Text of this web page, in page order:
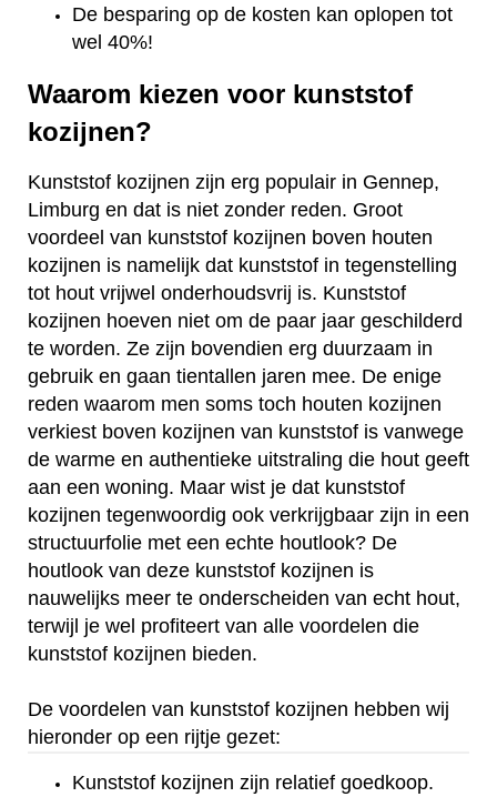
De besparing op de kosten kan oplopen tot
wel 40%!
Waarom kiezen voor kunststof
kozijnen?
Kunststof kozijnen zijn erg populair in Gennep,
Limburg en dat is niet zonder reden. Groot
voordeel van kunststof kozijnen boven houten
kozijnen is namelijk dat kunststof in tegenstelling
tot hout vrijwel onderhoudsvrij is. Kunststof
kozijnen hoeven niet om de paar jaar geschilderd
te worden. Ze zijn bovendien erg duurzaam in
gebruik en gaan tientallen jaren mee. De enige
reden waarom men soms toch houten kozijnen
verkiest boven kozijnen van kunststof is vanwege
de warme en authentieke uitstraling die hout geeft
aan een woning. Maar wist je dat kunststof
kozijnen tegenwoordig ook verkrijgbaar zijn in een
structuurfolie met een echte houtlook? De
houtlook van deze kunststof kozijnen is
nauwelijks meer te onderscheiden van echt hout,
terwijl je wel profiteert van alle voordelen die
kunststof kozijnen bieden.
De voordelen van kunststof kozijnen hebben wij
hieronder op een rijtje gezet:
Kunststof kozijnen zijn relatief goedkoop.